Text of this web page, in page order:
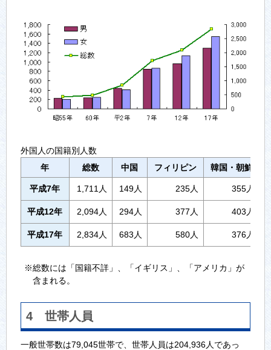
外国人の国籍別人数
年
総数 中国 フィリピン 韓国・朝鮮
平成7年 1,711人 149人 235人 355人
平成12年 2,094人 294人 377人 403人
平成17年 2,834人 683人 580人 376人
※総数には「国籍不詳」、「イギリス」、「アメリカ」が
含まれる。
4 世帯人員
一般世帯数は79,045世帯で、世帯人員は204,936人であっ